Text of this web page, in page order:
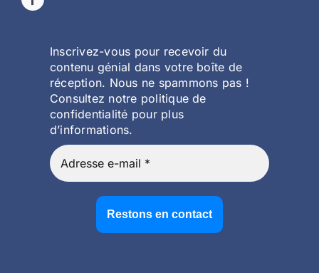
Inscrivez-vous pour recevoir du
contenu génial dans votre boîte de
réception. Nous ne spammons pas !
Consultez notre politique de
confidentialité pour plus
d’informations.